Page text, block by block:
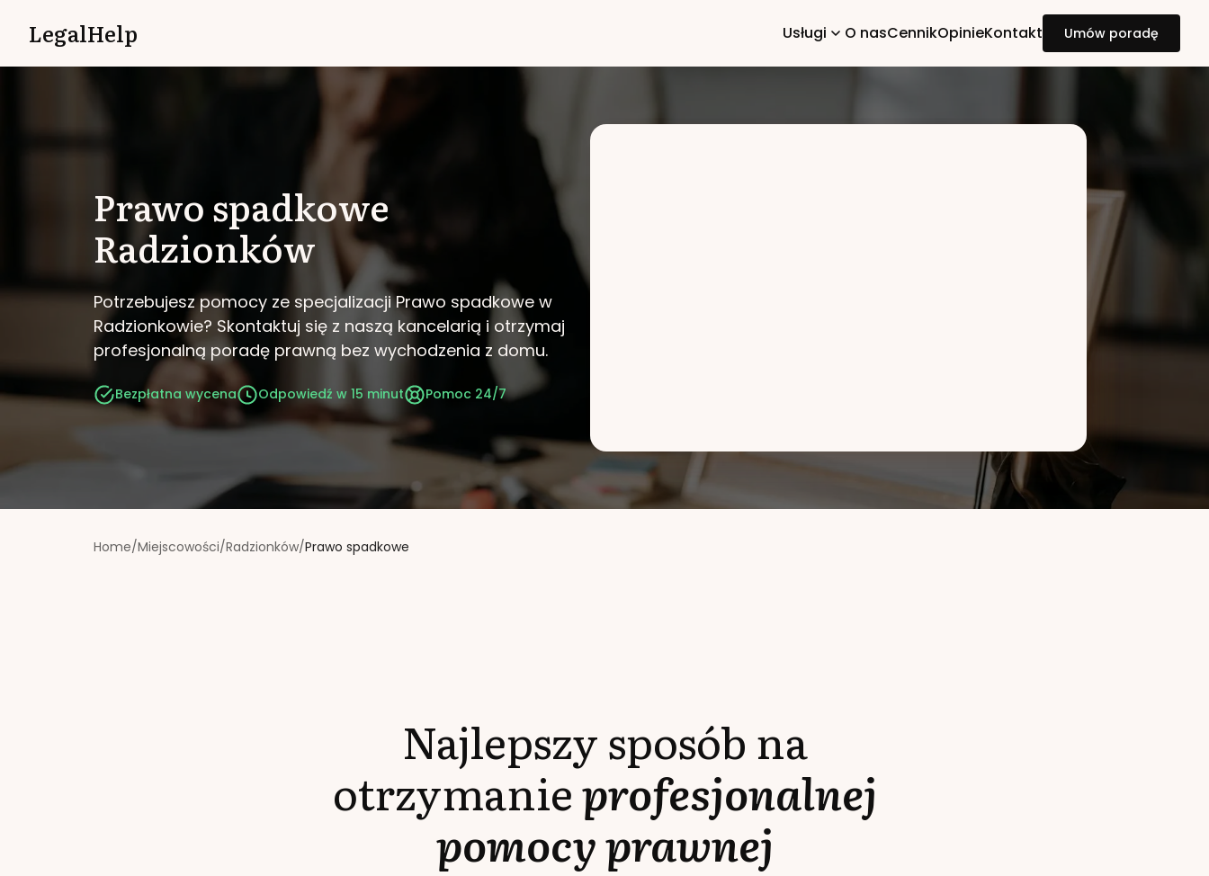
LegalHelp Usługi O nasCennikOpinieKontakt Umów poradę
Prawo spadkowe
Radzionków
Potrzebujesz pomocy ze specjalizacji Prawo spadkowe w
Radzionkowie? Skontaktuj się z naszą kancelarią i otrzymaj
profesjonalną poradę prawną bez wychodzenia z domu.
Bezpłatna wycena Odpowiedź w 15 minut Pomoc 24/7
Home/Miejscowości/Radzionków/Prawo spadkowe
Najlepszy sposób na
otrzymanieprofesjonalnej
pomocy prawnej